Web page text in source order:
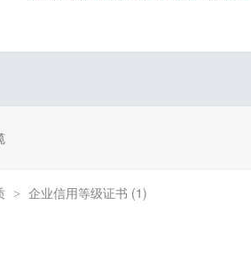
> 企业信用等级证书 (1)